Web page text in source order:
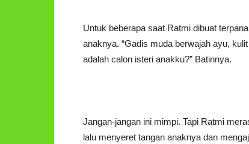
Untuk beberapa saat Ratmi dibuat
anaknya. “Gadis muda berwajah ayu,
adalah calon isteri anakku?” Batinnya.
Jangan-jangan ini mimpi. Tapi Ratmi
lalu menyeret tangan anaknya dan